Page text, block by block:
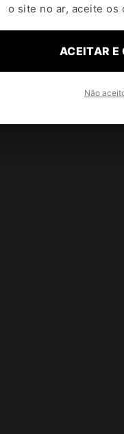
o site no ar, aceite os
ACEITAR E
Não